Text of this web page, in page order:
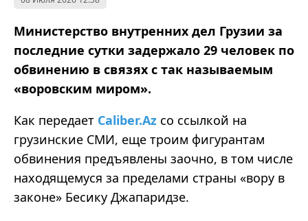
Министерство внутренних дел Грузии за
последние сутки задержало 29 человек по
обвинению в связях с так называемым
«воровским миром».
Как передает Caliber.Az со ссылкой на
грузинские СМИ, еще троим фигурантам
обвинения предъявлены заочно, в том числе
находящемуся за пределами страны «вору в
законе» Бесику Джапаридзе.